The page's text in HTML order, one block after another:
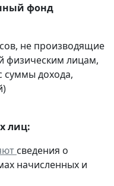
фонд
не производящие
физическим лицам,
суммы дохода,
лиц:
сведения о
начисленных и